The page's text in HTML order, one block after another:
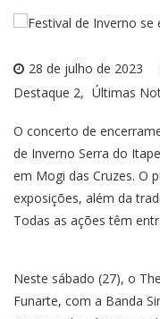
28 de julho de 2023
Destaque 2
Últimas
O concerto de
de Inverno Serra do
em Mogi das Cruzes. O
exposições, além da
Todas as ações têm
Neste sábado (27), o
Funarte, com a Banda